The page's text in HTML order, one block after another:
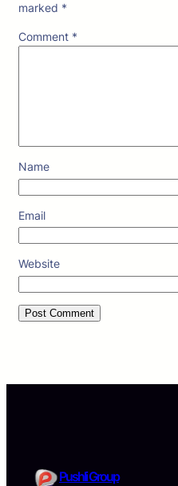
marked *
Comment *
Name
Email
Website
Pushli Group